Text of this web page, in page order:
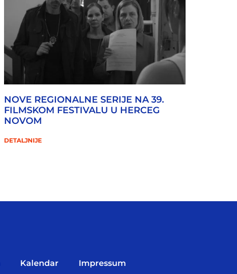
NOVE REGIONALNE SERIJE NA 39.
FILMSKOM FESTIVALU U HERCEG
NOVOM
DETALJNIJE
Kalendar Impressum